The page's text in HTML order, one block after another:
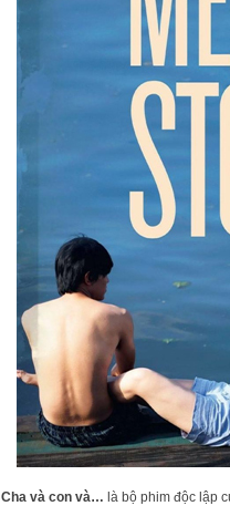
Cha và con và… là bộ phim độc lập